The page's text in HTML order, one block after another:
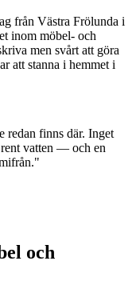
från Västra Frölunda i
inom möbel- och
men svårt att göra
att stanna i hemmet i
redan finns där. Inget
vatten — och en
och